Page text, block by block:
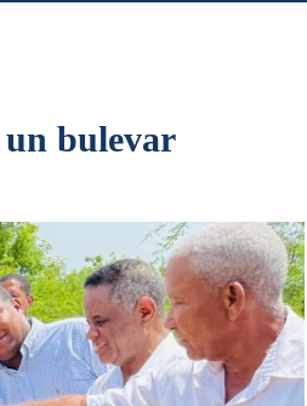
bulevar